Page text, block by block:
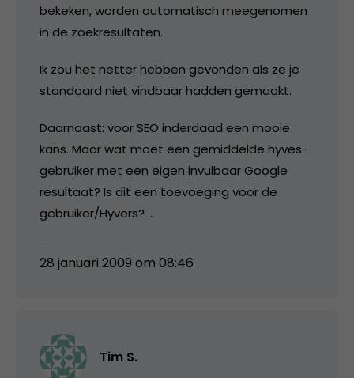
bekeken, worden automatisch meegenomen
in de zoekresultaten.
Ik zou het netter hebben gevonden als ze je
standaard niet vindbaar hadden gemaakt.
Daarnaast: voor SEO inderdaad een mooie
kans. Maar wat moet een gemiddelde hyves-
gebruiker met een eigen invulbaar Google
resultaat? Is dit een toevoeging voor de
gebruiker/Hyvers? …
28 januari 2009 om 08:46
Tim S.